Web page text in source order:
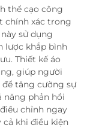
thể cạo công
chính xác trong
sử dụng
lược khắp bình
Thiết kế áo
giúp người
để tăng cường sự
năng phản hồi
chỉnh ngay
khi điều kiện